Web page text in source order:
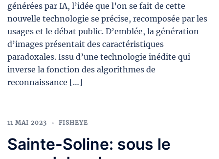
générées par IA, l’idée que l’on se fait de cette
nouvelle technologie se précise, recomposée par les
usages et le débat public. D’emblée, la génération
d’images présentait des caractéristiques
paradoxales. Issu d’une technologie inédite qui
inverse la fonction des algorithmes de
reconnaissance […]
11 MAI 2023 FISHEYE
Sainte-Soline: sous le